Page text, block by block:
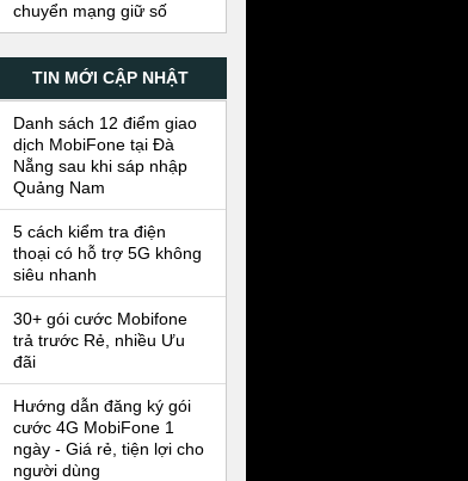
chuyển mạng giữ số
TIN MỚI CẬP NHẬT
Danh sách 12 điểm giao
dịch MobiFone tại Đà
Nẵng sau khi sáp nhập
Quảng Nam
5 cách kiểm tra điện
thoại có hỗ trợ 5G không
siêu nhanh
30+ gói cước Mobifone
trả trước Rẻ, nhiều Ưu
đãi
Hướng dẫn đăng ký gói
cước 4G MobiFone 1
ngày - Giá rẻ, tiện lợi cho
người dùng